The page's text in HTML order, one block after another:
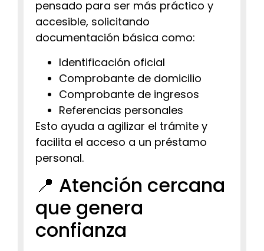
pensado para ser más práctico y
accesible, solicitando
documentación básica como:
Identificación oficial
Comprobante de domicilio
Comprobante de ingresos
Referencias personales
Esto ayuda a agilizar el trámite y
facilita el acceso a un préstamo
personal.
📍 Atención cercana
que genera
confianza